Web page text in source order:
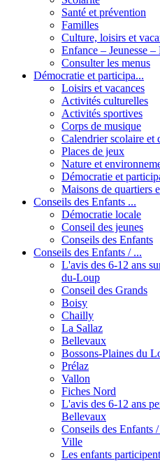
Santé et prévention
Familles
Culture, loisirs et
Enfance – Jeunesse –
Consulter les menus
Démocratie et participa...
Loisirs et vacances
Activités culturelles
Activités sportives
Corps de musique
Calendrier scolaire et
Places de jeux
Nature et
Démocratie et
Maisons de quartiers
Conseils des Enfants ...
Démocratie locale
Conseil des jeunes
Conseils des Enfants
Conseils des Enfants / ...
L'avis des 6-12 ans
du-Loup
Conseil des Grands
Boisy
Chailly
La Sallaz
Bellevaux
Bossons-Plaines du
Prélaz
Vallon
Fiches Nord
L'avis des 6-12 ans
Bellevaux
Conseils des Enfants
Ville
Les enfants